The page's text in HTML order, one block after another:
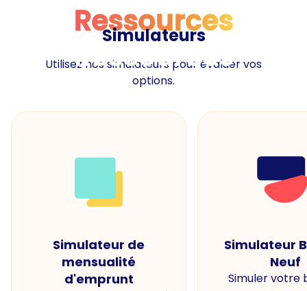
Ressources
Ressources
Simulateurs
Utilisez nos simulateurs pour évaluer vos
options.
Simulateur de
mensualité
d'emprunt
Simulateur
Neuf
Simuler votre